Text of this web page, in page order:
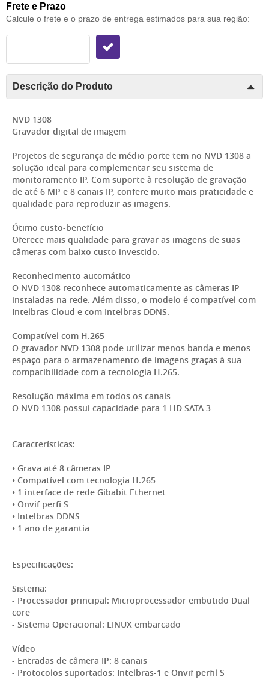
Frete e Prazo
Calcule o frete e o prazo de entrega estimados para sua região:
Descrição do Produto
NVD 1308
Gravador digital de imagem
Projetos de segurança de médio porte tem no NVD 1308 a
solução ideal para complementar seu sistema de
monitoramento IP. Com suporte à resolução de gravação
de até 6 MP e 8 canais IP, confere muito mais praticidade e
qualidade para reproduzir as imagens.
Ótimo custo-benefício
Oferece mais qualidade para gravar as imagens de suas
câmeras com baixo custo investido.
Reconhecimento automático
O NVD 1308 reconhece automaticamente as câmeras IP
instaladas na rede. Além disso, o modelo é compatível com
Intelbras Cloud e com Intelbras DDNS.
Compatível com H.265
O gravador NVD 1308 pode utilizar menos banda e menos
espaço para o armazenamento de imagens graças à sua
compatibilidade com a tecnologia H.265.
Resolução máxima em todos os canais
O NVD 1308 possui capacidade para 1 HD SATA 3
Características:
• Grava até 8 câmeras IP
• Compatível com tecnologia H.265
• 1 interface de rede Gibabit Ethernet
• Onvif perfi S
• Intelbras DDNS
• 1 ano de garantia
Especificações:
Sistema:
- Processador principal: Microprocessador embutido Dual
core
- Sistema Operacional: LINUX embarcado
Vídeo
- Entradas de câmera IP: 8 canais
- Protocolos suportados: Intelbras-1 e Onvif perfil S